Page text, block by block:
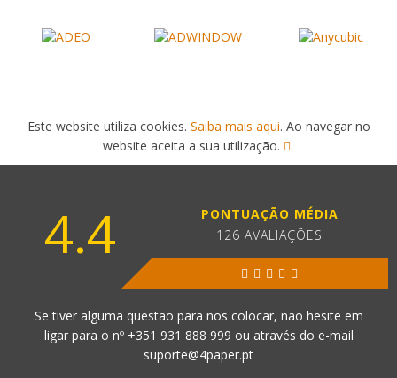
Este website utiliza cookies. Saiba mais aqui. Ao navegar no
website aceita a sua utilização.
4.4
PONTUAÇÃO MÉDIA
126 AVALIAÇÕES
Se tiver alguma questão para nos colocar, não hesite em
ligar para o nº +351 931 888 999 ou através do e-mail
suporte@4paper.pt